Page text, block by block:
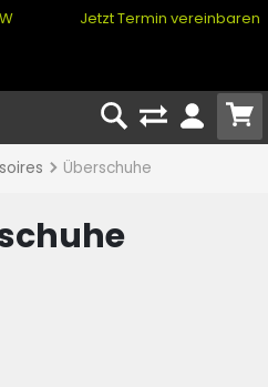
0% Finanzierung
Jetzt Termin vereinbaren
Überschuhe